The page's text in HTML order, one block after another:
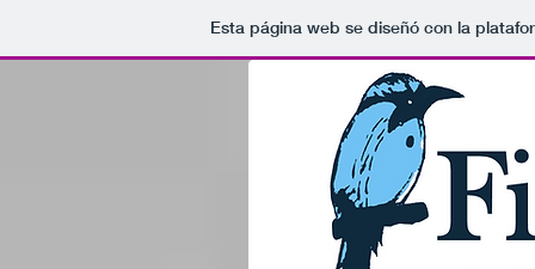
Esta página web se diseñó con la